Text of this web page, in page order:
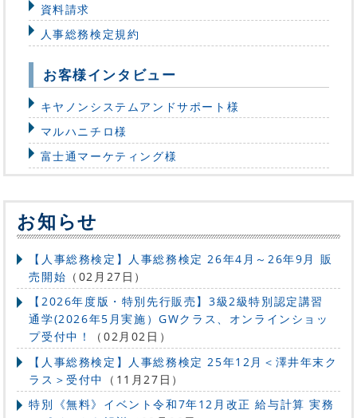
資料請求
人事総務検定規約
お客様インタビュー
キヤノンシステムアンドサポート様
マルハニチロ様
富士通マーケティング様
お知らせ
【人事総務検定】人事総務検定 26年4月～26年9月 販
売開始 （02月27日）
【2026年度版・特別先行販売】3級2級特別認定講習
通学(2026年5月実施）GWクラス、オンラインショッ
プ受付中！
（02月02日）
【人事総務検定】人事総務検定 25年12月＜澤井年末ク
ラス＞受付中
（11月27日）
特別《無料》イベント令和7年12月改正 給与計算 実務